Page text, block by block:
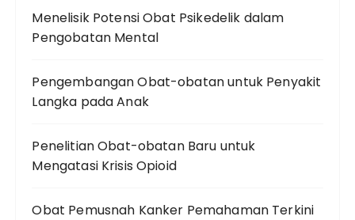
Menelisik Potensi Obat Psikedelik dalam
Pengobatan Mental
Pengembangan Obat-obatan untuk Penyakit
Langka pada Anak
Penelitian Obat-obatan Baru untuk
Mengatasi Krisis Opioid
Obat Pemusnah Kanker Pemahaman Terkini